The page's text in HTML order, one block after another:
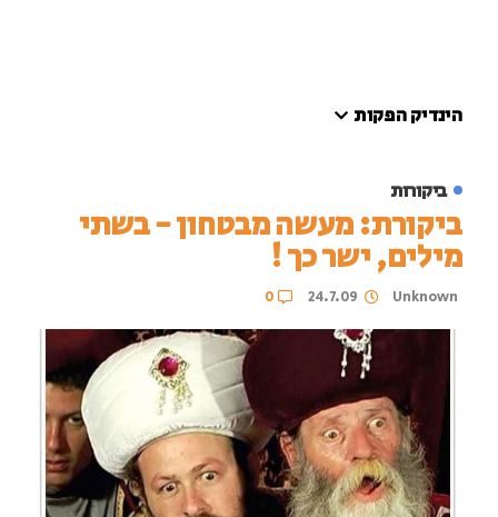
הינדיק הפקות
ביקורות
ביקורת: מעשה מבטחון - בשתי
מילים, ישר כך !
Unknown
24.7.09
0